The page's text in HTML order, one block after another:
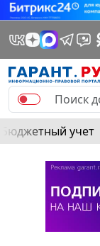
Бюджетный учет